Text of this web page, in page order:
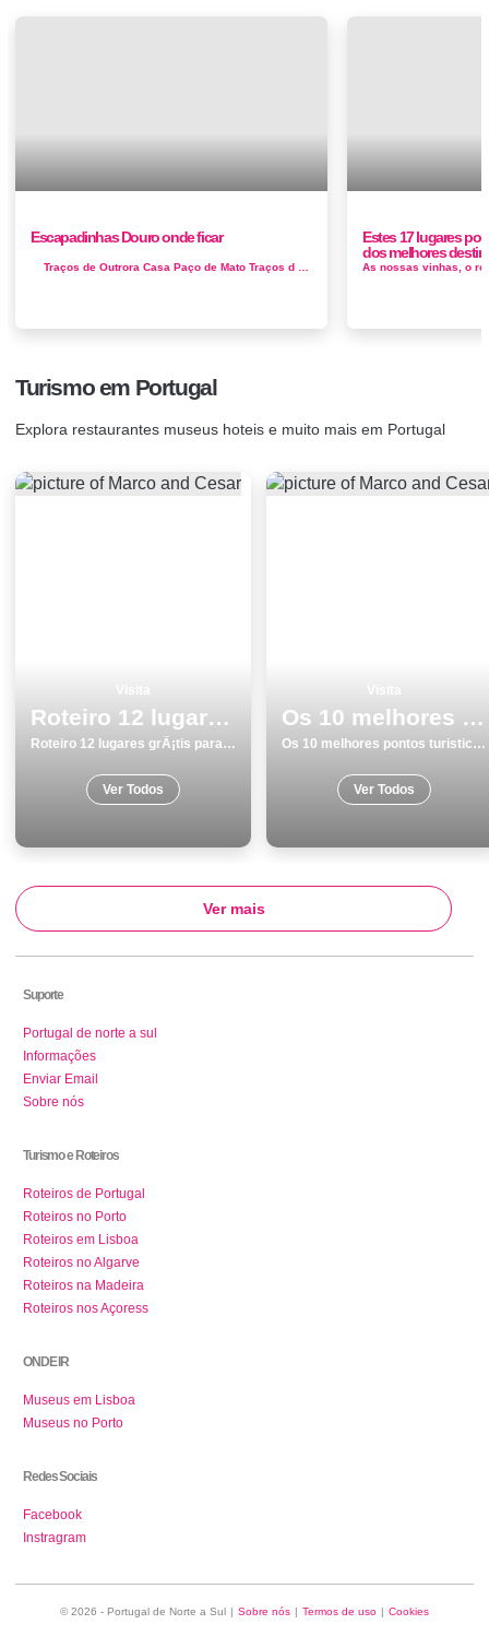
Escapadinhas Douro onde ficar
Estes 17 lugares
dos melhores
Turismo em Portugal
Explora restaurantes museus hoteis e muito mais em Portugal
Roteiro 12 lugares grÃ¡tis para visitar em Faro
Roteiro 12 lugares grÃ¡tis para visitar em Faro
Ver Todos
Os 10 melhores pontos turisticos para visitar em Coimbra
Os 10 melhores pontos turisticos para visitar em Coimbra
Ver Todos
Ver mais
Suporte
Portugal de norte a sul
Informações
Enviar Email
Sobre nós
Turismo e Roteiros
Roteiros de Portugal
Roteiros no Porto
Roteiros em Lisboa
Roteiros no Algarve
Roteiros na Madeira
Roteiros nos Açoress
ONDE IR
Museus em Lisboa
Museus no Porto
Redes Sociais
Facebook
Instragram
© 2026 - Portugal de Norte a Sul | Sobre nós | Termos de uso | Cookies